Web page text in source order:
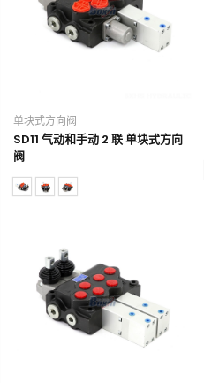
单块式方向阀
SD11 气动和手动 2 联 单块式方向
阀